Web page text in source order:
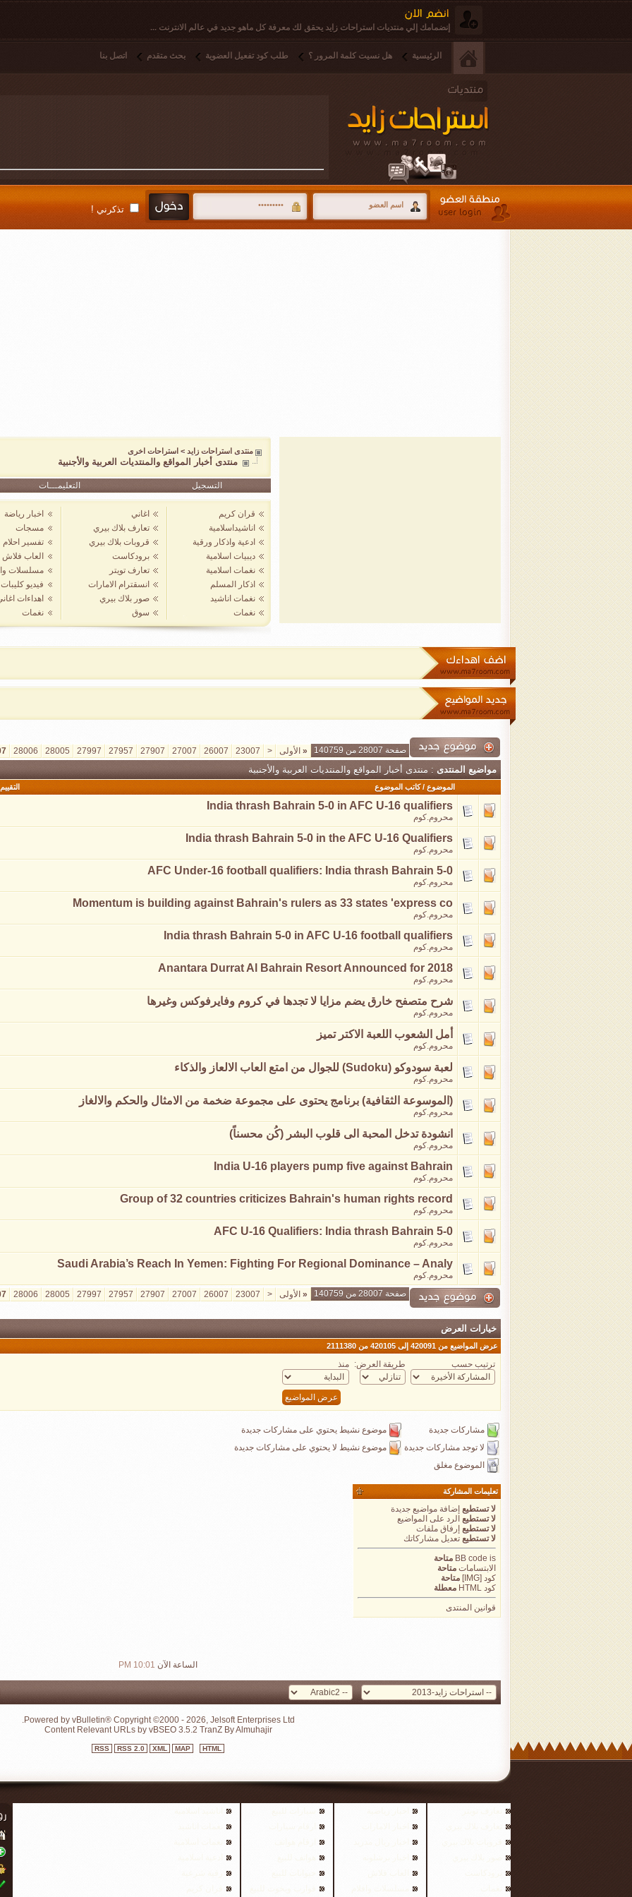
إنضمامك إلي منتديات استراحات زايد يحقق لك معرفة كل ماهو جديد في عالم الانترنت ...
الرئيسية هل نسيت كلمة المرور ؟ طلب كود تفعيل العضوية بحث متقدم اتصل بنا
تذكرني !
منتدى استراحات زايد > استراحات اخرى
منتدى أخبار المواقع والمنتديات العربية والأجنبية
التسجيل التعليمـــات
قران كريم
اناشيداسلامية
ادعية واذكار ورقية
ديبيات اسلامية
نغمات اسلامية
اذكار المسلم
نغمات اناشيد
نغمات
اغاني
تعارف بلاك بيري
قروبات بلاك بيري
برودكاست
تعارف تويتر
انسقترام الامارات
صور بلاك بيري
سوق
اخبار رياضة
مسجات
تفسير احلام
العاب فلاش
مسلسلات
فيديو كليبات
اهداءات
نغمات
صفحة 28007 من 140759 « الأولى <
23007
26007
27007
27907
27957
27997
28005
28006
مواضيع المنتدى : منتدى أخبار المواقع والمنتديات العربية والأجنبية
التقييم الموضوع /كاتب الموضوع
India thrash Bahrain 5-0 in AFC U-16 qualifiers
محروم.كوم
India thrash Bahrain 5-0 in the AFC U-16 Qualifiers
محروم.كوم
AFC Under-16 football qualifiers: India thrash Bahrain 5-0
محروم.كوم
Momentum is building against Bahrain's rulers as 33 states 'express co
محروم.كوم
India thrash Bahrain 5-0 in AFC U-16 football qualifiers
محروم.كوم
Anantara Durrat Al Bahrain Resort Announced for 2018
محروم.كوم
شرح متصفح خارق يضم مزايا لا تجدها في كروم وفايرفوكس وغيرها
محروم.كوم
أمل الشعوب اللعبة الاكتر تميز
محروم.كوم
لعبة سودوكو (Sudoku) للجوال من امتع العاب الالعاز والذكاء
محروم.كوم
(الموسوعة الثقافية) برنامج يحتوى على مجموعة ضخمة من الامثال والحكم والالغاز
محروم.كوم
انشودة تدخل المحبة الى قلوب البشر (كُن محسناً)
محروم.كوم
India U-16 players pump five against Bahrain
محروم.كوم
Group of 32 countries criticizes Bahrain's human rights record
محروم.كوم
AFC U-16 Qualifiers: India thrash Bahrain 5-0
محروم.كوم
Saudi Arabia’s Reach In Yemen: Fighting For Regional Dominance – Analy
محروم.كوم
صفحة 28007 من 140759 « الأولى <
23007
26007
27007
27907
27957
27997
28005
28006
خيارات العرض
عرض المواضيع من 420091 إلى 420105 من 2111380
ترتيب حسب طريقة العرض: منذ
مشاركات جديدة
موضوع نشيط يحتوي على مشاركات جديدة
لا توجد مشاركات جديدة
موضوع نشيط لا يحتوي على مشاركات جديدة
الموضوع مغلق
تعليمات المشاركة
لا تستطيع إضافة مواضيع جديدة
لا تستطيع الرد على المواضيع
لا تستطيع إرفاق ملفات
لا تستطيع تعديل مشاركاتك
BB code is
متاحة
الابتسامات متاحة
كود [IMG]
متاحة
كود HTML
معطلة
قوانين المنتدى
الساعة الآن 10:01 PM
Powered by vBulletin® Copyright ©2000 - 2026, Jelsoft Enterprises Ltd.
Content Relevant URLs by vBSEO3.5.2 TranZ By Almuhajir
RSS RSS 2.0 XML MAP HTML